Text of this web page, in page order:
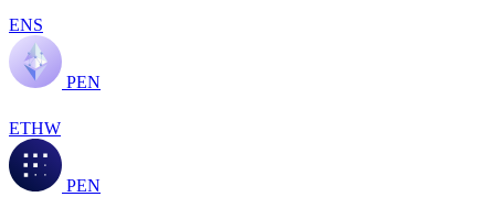
ENS
PEN
ETHW
PEN